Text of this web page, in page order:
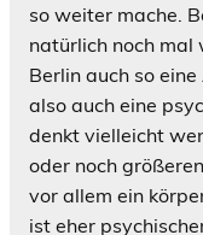
so weiter mache.
natürlich noch mal
Berlin auch so
also auch eine
denkt vielleicht
oder noch
vor allem ein
ist eher